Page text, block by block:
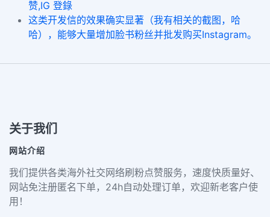
赞,IG 登錄
这类开发信的效果确实显著（我有相关的截图，哈
哈），能够大量增加脸书粉丝并批发购买Instagram。
关于我们
网站介绍
我们提供各类海外社交网络刷粉点赞服务，速度快质量好、
网站免注册匿名下单，24h自动处理订单，欢迎新老客户使
用！